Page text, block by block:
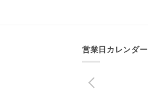
営業日カレンダー